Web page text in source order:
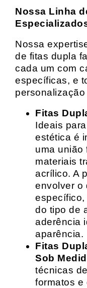
Nossa Linha
Nossa
de fitas dupla
cada um com
específicas, e
Fitas
Ideais
estética é
uma união
materiais
acrílico. A
envolver o
do tipo de
aderência
aparência.
Fitas
Sob
técnicas
formatos e